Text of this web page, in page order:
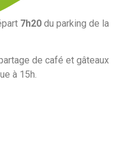
7h20 du parking de la
de café et gâteaux
à 15h.